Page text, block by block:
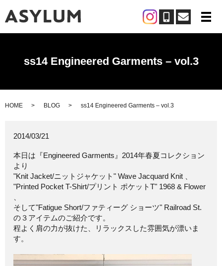
メ
ss14 Engineered Garments – vol.3
HOME BLOG ss14 Engineered Garments – vol.3
2014/03/21
本日は『Engineered Garments』2014年春夏コレクション
より
"Knit Jacket/ニットジャケット" Wave Jacquard Knit 、
"Printed Pocket T-Shirt/プリント ポケットT" 1968 & Flower
そして"Fatigue Short/ファティーグ ショーツ" Railroad St.
の３アイテムのご紹介です。
程よく肩の力が抜けた、リラックスした雰囲気が漂いま
す。